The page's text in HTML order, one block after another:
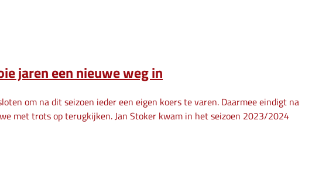
jaren een nieuwe weg in
om na dit seizoen ieder een eigen koers te varen. Daarmee eindigt na
met trots op terugkijken. Jan Stoker kwam in het seizoen 2023/2024